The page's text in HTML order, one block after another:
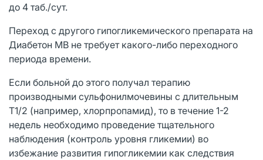
до 4 таб./сут.
Переход с другого гипогликемического препарата на
Диабетон MB не требует какого-либо переходного
периода времени.
Если больной до этого получал терапию
производными сульфонилмочевины с длительным
T1/2 (например, хлорпропамид), то в течение 1-2
недель необходимо проведение тщательного
наблюдения (контроль уровня гликемии) во
избежание развития гипогликемии как следствия